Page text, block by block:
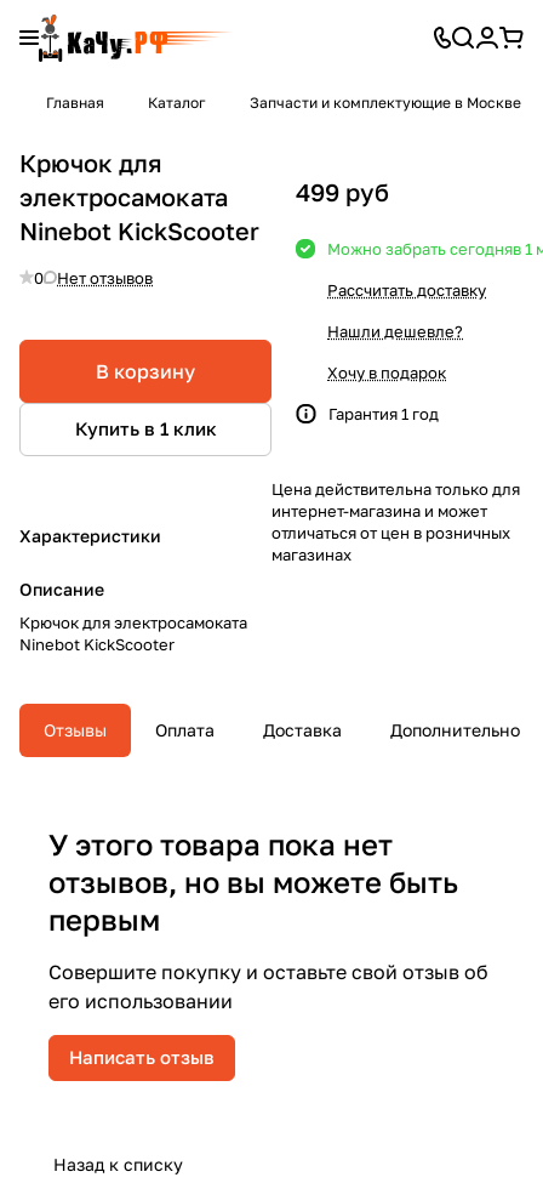
Главная Каталог Запчасти и комплектующие в Москве
Крючок для
электросамоката
Ninebot KickScooter
0 Нет отзывов
В корзину
Купить в 1 клик
Характеристики
Описание
Крючок для электросамоката
Ninebot KickScooter
499 руб
Можно забрать сегодняв 1
Рассчитать доставку
Нашли дешевле?
Хочу в подарок
Гарантия 1 год
Цена действительна только для
интернет-магазина и может
отличаться от цен в розничных
магазинах
Отзывы Оплата Доставка Дополнительно
У этого товара пока нет
отзывов, но вы можете быть
первым
Совершите покупку и оставьте свой отзыв об
его использовании
Написать отзыв
Назад к списку